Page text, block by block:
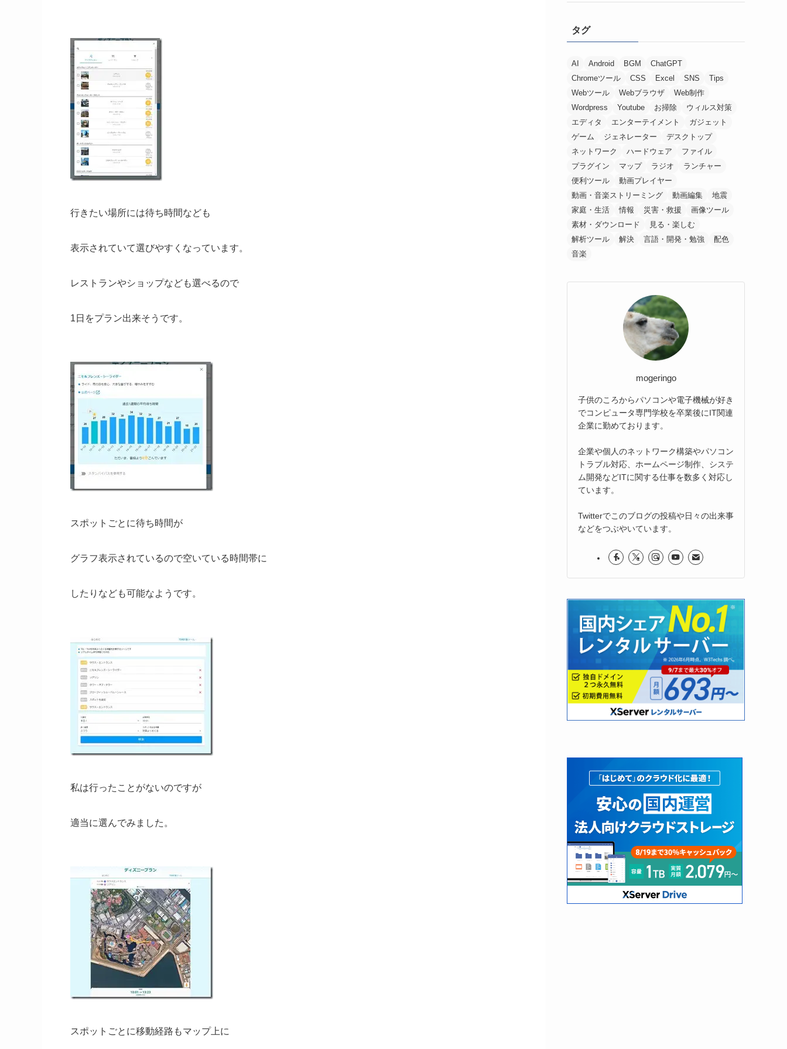
行きたい場所には待ち時間なども
表示されていて選びやすくなっています。
レストランやショップなども選べるので
1日をプラン出来そうです。
スポットごとに待ち時間が
グラフ表示されているので空いている時間帯に
したりなども可能なようです。
私は行ったことがないのですが
適当に選んでみました。
スポットごとに移動経路もマップ上に
タグ
AI Android BGM
ChatGPT
Chromeツール
CSS Excel SNS
Tips
Webツール
Webブラウザ
Web制作
Wordpress
Youtube お掃除
ウィルス対策
エディタ
エンターテイメント
ガジェット
ゲーム
ジェネレーター
デスクトップ
ネットワーク
ハードウェア
ファイル
プラグイン
マップ ラジオ
ランチャー
便利ツール
動画プレイヤー
動画・音楽ストリーミング
動画編集
地震
家庭・生活
情報 災害・救援
画像ツール
素材・ダウンロード
見る・楽しむ
解析ツール
解決 言語・開発・勉強
配色
音楽
mogeringo
子供のころからパソコンや電子機械が好き
でコンピュータ専門学校を卒業後にIT関連
企業に勤めております。
企業や個人のネットワーク構築やパソコン
トラブル対応、ホームページ制作、システ
ム開発などITに関する仕事を数多く対応し
ています。
Twitterでこのブログの投稿や日々の出来事
などをつぶやいています。